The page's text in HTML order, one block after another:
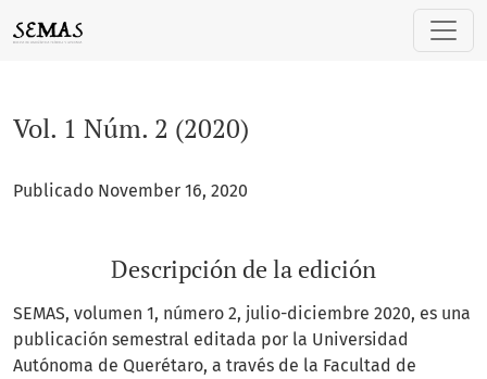
Vol. 1 Núm. 2 (2020)
Publicado November 16, 2020
Descripción de la edición
SEMAS, volumen 1, número 2, julio-diciembre 2020, es una
publicación semestral editada por la Universidad
Autónoma de Querétaro, a través de la Facultad de